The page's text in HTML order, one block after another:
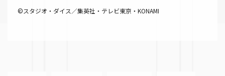
©スタジオ・ダイス／集英社・テレビ東京・KONAMI